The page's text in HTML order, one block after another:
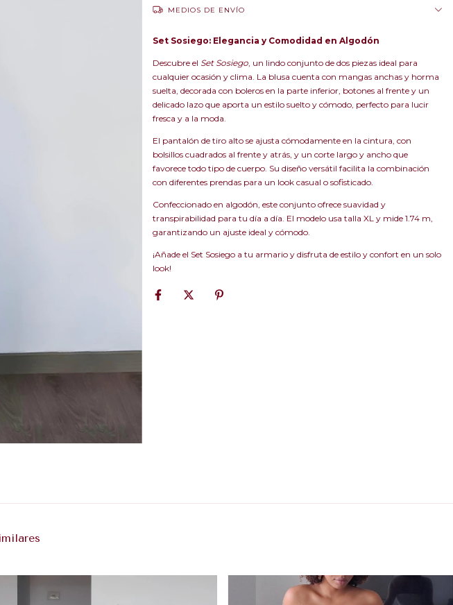
MEDIOS DE ENVÍO
Set Sosiego: Elegancia y Comodidad en Algodón
Descubre el Set Sosiego, un lindo conjunto de dos piezas ideal para
cualquier ocasión y clima. La blusa cuenta con mangas anchas y horma
suelta, decorada con boleros en la parte inferior, botones al frente y un
delicado lazo que aporta un estilo suelto y cómodo, perfecto para lucir
fresca y a la moda.
El pantalón de tiro alto se ajusta cómodamente en la cintura, con
bolsillos cuadrados al frente y atrás, y un corte largo y ancho que
favorece todo tipo de cuerpo. Su diseño versátil facilita la combinación
con diferentes prendas para un look casual o sofisticado.
Confeccionado en algodón, este conjunto ofrece suavidad y
transpirabilidad para tu día a día. El modelo usa talla XL y mide 1.74 m,
garantizando un ajuste ideal y cómodo.
¡Añade el Set Sosiego a tu armario y disfruta de estilo y confort en un solo
look!